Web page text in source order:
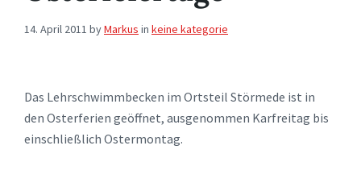
14. April 2011 byMarkus in keine kategorie
Das Lehrschwimmbecken im Ortsteil Störmede ist in
den Osterferien geöffnet, ausgenommen Karfreitag bis
einschließlich Ostermontag.